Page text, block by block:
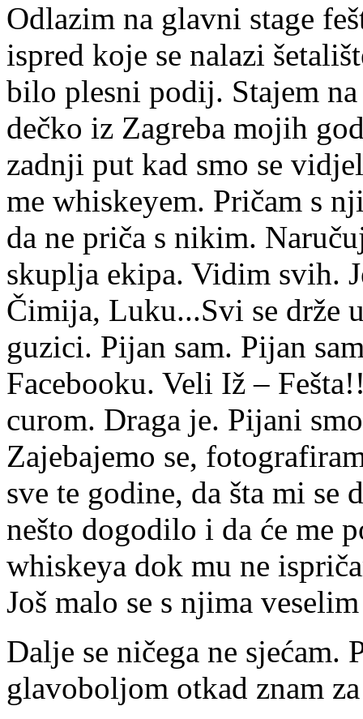
Odlazim na glavni stage
ispred koje se nalazi
bilo plesni podij. Stajem
dečko iz Zagreba mojih
zadnji put kad smo se
me whiskeyem. Pričam s
da ne priča s nikim.
skuplja ekipa. Vidim svih.
Čimija, Luku...Svi se drže
guzici. Pijan sam. Pijan
Facebooku. Veli Iž –
curom. Draga je. Pijani
Zajebajemo se,
sve te godine, da šta mi se
nešto dogodilo i da će me
whiskeya dok mu ne
Još malo se s njima
Dalje se ničega ne sjećam.
glavoboljom otkad znam